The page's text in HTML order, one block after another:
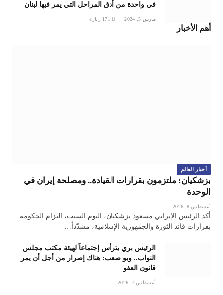
في واحدة من أدق المراحل التي يمر فيها لبنان
مارس 5, 2024 171 زيارة
أهم الأخبار
أخبار العالم
بزشكيان: ملتزمون بقرارات القيادة.. ومصلحة إيران في
الوحدة
أغسطس 8, 2026
أكد الرئيس الإيراني مسعود بزشكيان، اليوم السبت، التزام الحكومة
بقرارات قائد الثورة والجمهورية الإسلامية، مشدّداً…
الرئيس بري يترأس إجتماعاً لهيئة مكتب مجلس
النواب.. وبو صعب: هناك إصرار من أجل أن يمر
قانون العفو
أغسطس 7, 2026